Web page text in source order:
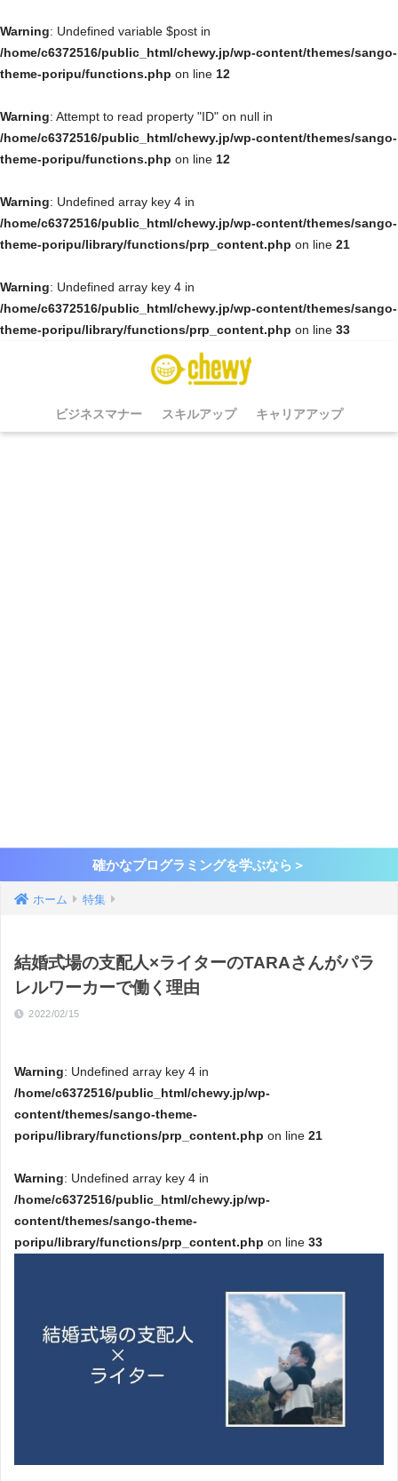
Warning: Undefined variable $post in
/home/c6372516/public_html/chewy.jp/wp-content/themes/sango-
theme-poripu/functions.php on line 12
Warning: Attempt to read property "ID" on null in
/home/c6372516/public_html/chewy.jp/wp-content/themes/sango-
theme-poripu/functions.php on line 12
Warning: Undefined array key 4 in
/home/c6372516/public_html/chewy.jp/wp-content/themes/sango-
theme-poripu/library/functions/prp_content.php on line 21
Warning: Undefined array key 4 in
/home/c6372516/public_html/chewy.jp/wp-content/themes/sango-
theme-poripu/library/functions/prp_content.php on line 33
ビジネスマナー スキルアップ キャリアアップ
確かなプログラミングを学ぶなら＞
ホーム 特集
結婚式場の支配人×ライターのTARAさんがパラ
レルワーカーで働く理由
2022/02/15
Warning: Undefined array key 4 in
/home/c6372516/public_html/chewy.jp/wp-
content/themes/sango-theme-
poripu/library/functions/prp_content.php on line 21
Warning: Undefined array key 4 in
/home/c6372516/public_html/chewy.jp/wp-
content/themes/sango-theme-
poripu/library/functions/prp_content.php on line 33